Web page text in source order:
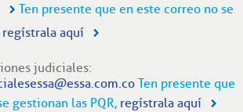
Ten presente que en este correo no se
regístrala aquí
judiciales:
Ten presente que
gestionan las PQR, regístrala aquí